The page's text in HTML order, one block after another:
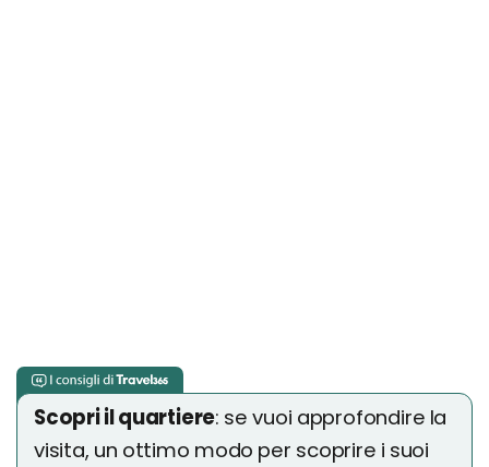
Scopri il quartiere: se vuoi approfondire la
visita, un ottimo modo per scoprire i suoi